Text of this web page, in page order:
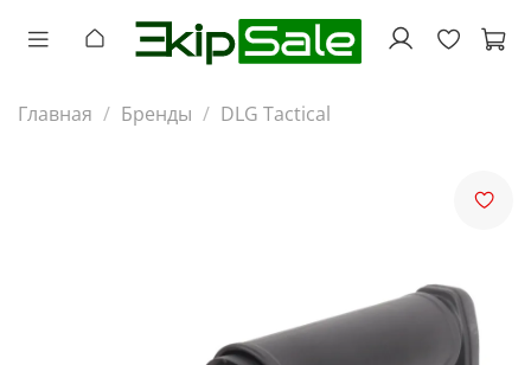
Главная Бренды DLG Tactical